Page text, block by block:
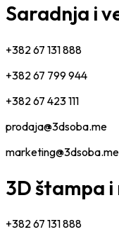
Saradnja i
+382 67 131 888
+382 67 799 944
+382 67 423 111
prodaja@3dsoba.me
marketing@3dsoba.me
3D štampa
+382 67 131 888